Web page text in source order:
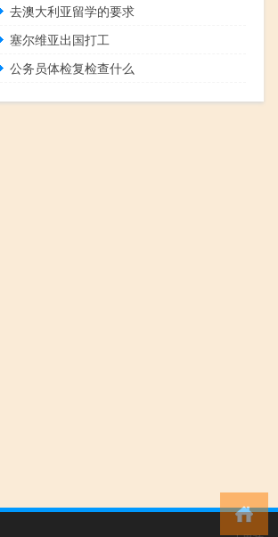
去澳大利亚留学的要求
塞尔维亚出国打工
公务员体检复检查什么